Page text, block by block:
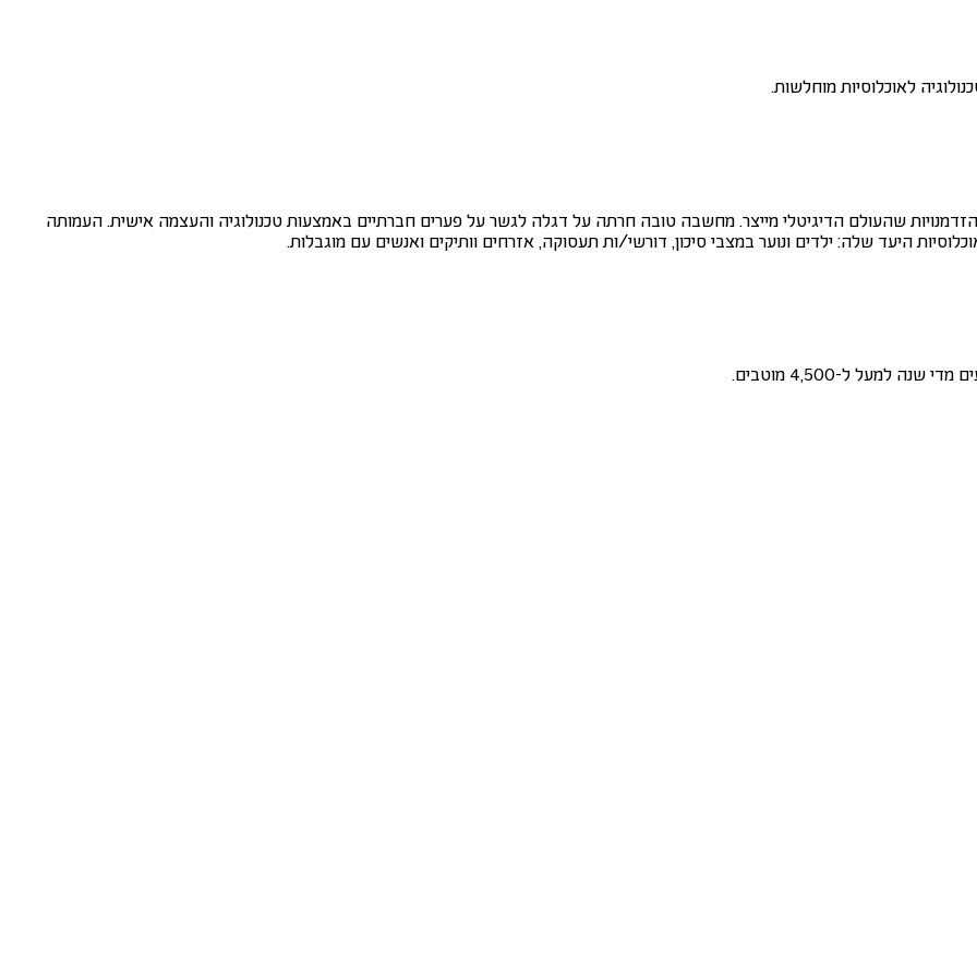
לאוכלוסיות מוחלשות.
שהעולם הדיגיטלי מייצר. מחשבה טובה חרתה על דגלה לגשר על פערים חברתיים באמצעות טכנולוגיה והעצמה אישית. העמותה
היעד שלה: ילדים ונוער במצבי סיכון, דורשי/ות תעסוקה, אזרחים וותיקים ואנשים עם מוגבלות.
למעל ל-4,500 מוטבים.